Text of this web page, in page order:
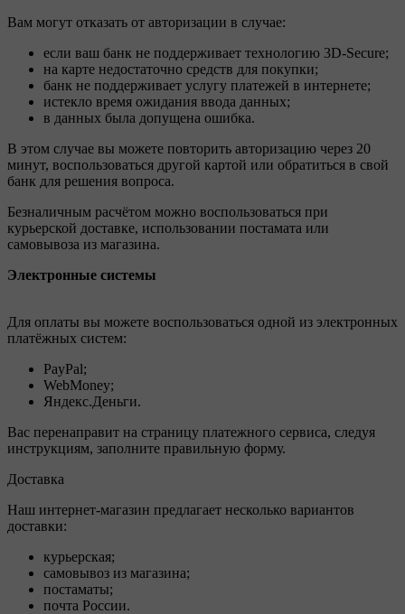
Вам могут отказать от авторизации в случае:
если ваш банк не поддерживает технологию 3D-Secure;
на карте недостаточно средств для покупки;
банк не поддерживает услугу платежей в интернете;
истекло время ожидания ввода данных;
в данных была допущена ошибка.
В этом случае вы можете повторить авторизацию через 20
минут, воспользоваться другой картой или обратиться в свой
банк для решения вопроса.
Безналичным расчётом можно воспользоваться при
курьерской доставке, использовании постамата или
самовывоза из магазина.
Электронные системы
Для оплаты вы можете воспользоваться одной из электронных
платёжных систем:
PayPal;
WebMoney;
Яндекс.Деньги.
Вас перенаправит на страницу платежного сервиса, следуя
инструкциям, заполните правильную форму.
Доставка
Наш интернет-магазин предлагает несколько вариантов
доставки:
курьерская;
самовывоз из магазина;
постаматы;
почта России.